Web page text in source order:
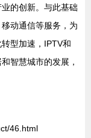
的创新。与此基础
动通信等服务，为
型加速，IPTV和
智慧城市的发展，
46.html